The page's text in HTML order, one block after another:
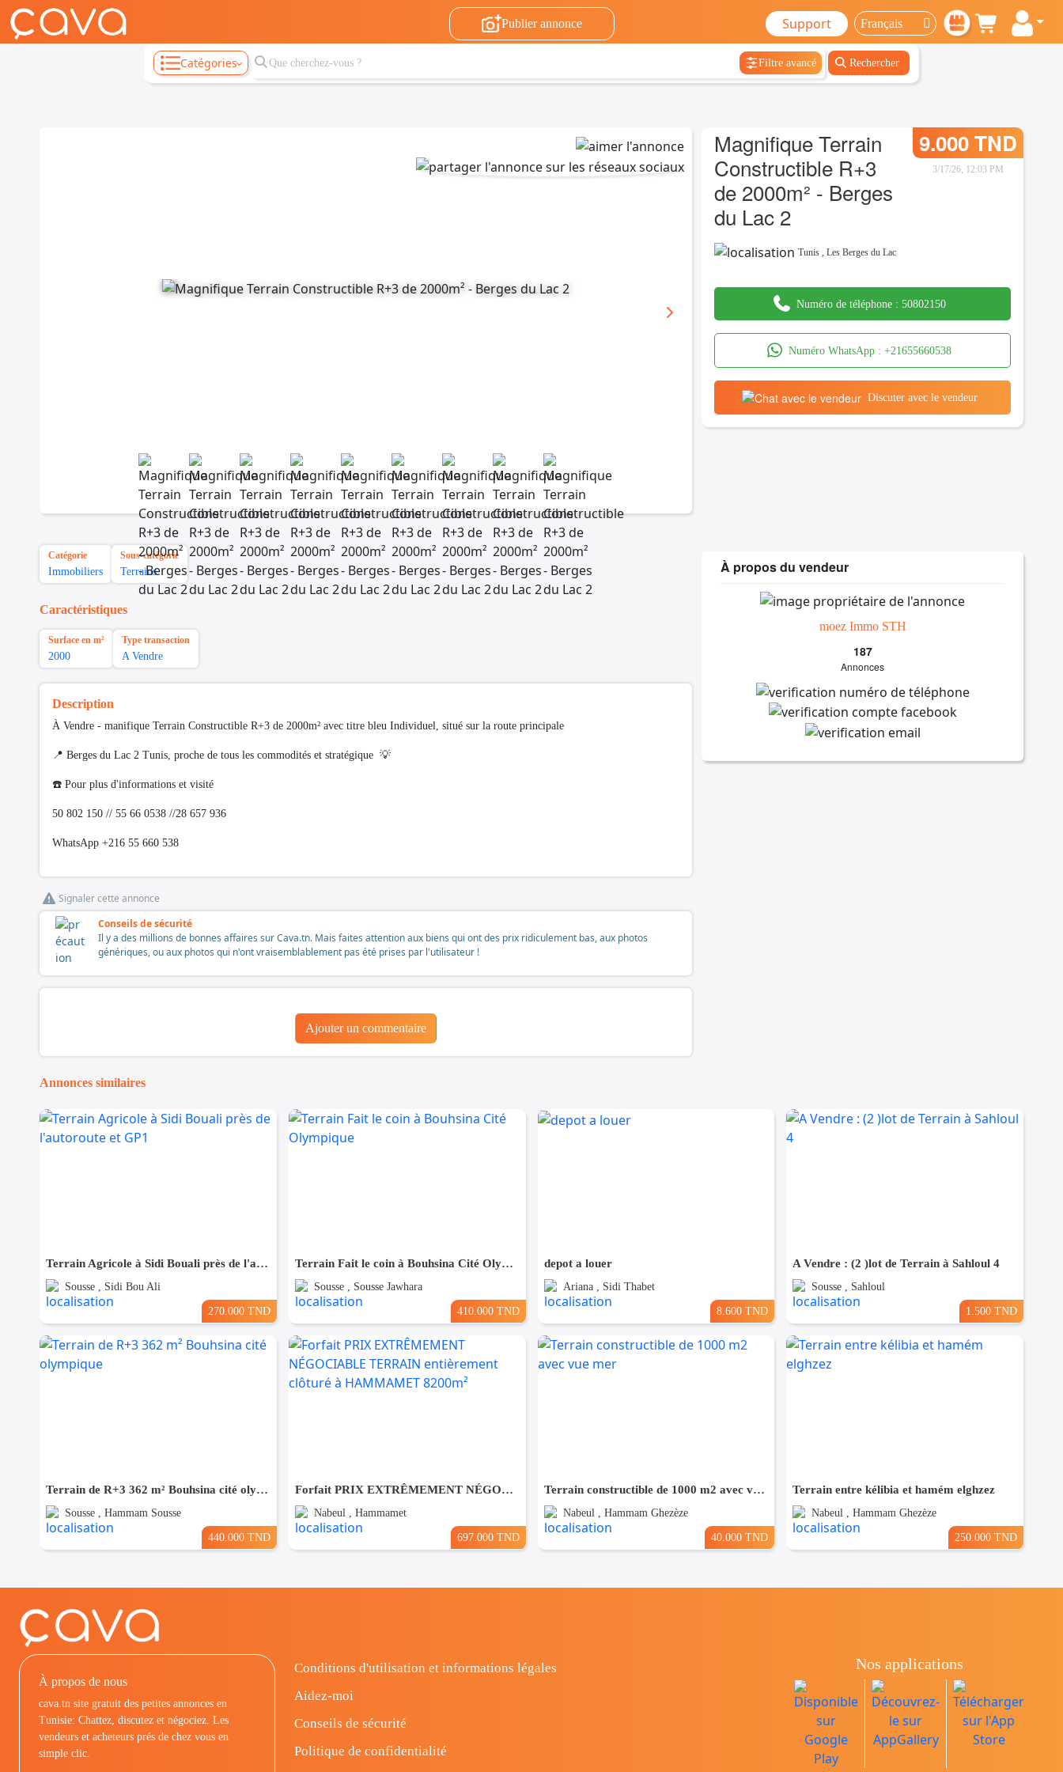
Publier annonce Support
Catégories Filtre avancé Rechercher
Magnifique Terrain
Constructible R+3
de 2000m² - Berges
du Lac 2
9.000 TND
3/17/26, 12:03 PM
Tunis ,Les Berges du Lac
Numéro de téléphone : 50802150
Numéro WhatsApp : +21655660538
Discuter avec le vendeur
Catégorie
Immobiliers
Sous-catégorie
Terrains
Caractéristiques
Surface en m²
2000
Type transaction
A Vendre
Description
À Vendre - manifique Terrain Constructible R+3 de 2000m² avec titre bleu Individuel, situé sur la route principale
📍 Berges du Lac 2 Tunis, proche de tous les commodités et stratégique 💡
☎️ Pour plus d'informations et visité
50 802 150 // 55 66 0538 //28 657 936
WhatsApp +216 55 660 538
Signaler cette annonce
Conseils de sécurité
Il y a des millions de bonnes affaires sur Cava.tn. Mais faites attention aux biens qui ont des prix ridiculement bas, aux photos
génériques, ou aux photos qui n'ont vraisemblablement pas été prises par l'utilisateur !
Ajouter un commentaire
À propos du vendeur
moez Immo STH
187
Annonces
Annonces similaires
Terrain Agricole à Sidi Bouali près de l'autoroute et GP1
Sousse , Sidi Bou Ali
270.000 TND
Terrain Fait le coin à Bouhsina Cité Olympique
Sousse , Sousse Jawhara
410.000 TND
depot a louer
Ariana , Sidi Thabet
8.600 TND
A Vendre : (2 )lot de Terrain à Sahloul 4
Sousse , Sahloul
1.500 TND
Terrain de R+3 362 m² Bouhsina cité olympique
Sousse , Hammam Sousse
440.000 TND
Forfait PRIX EXTRÊMEMENT NÉGOCIABLE TERRAIN entièrement clôturé à HAMMAMET 8200m²
Nabeul , Hammamet
697.000 TND
Terrain constructible de 1000 m2 avec vue mer
Nabeul , Hammam Ghezèze
40.000 TND
Terrain entre kélibia et hamém elghzez
Nabeul , Hammam Ghezèze
250.000 TND
À propos de nous
cava.tn site gratuit des petites annonces en
Tunisie: Chattez, discutez et négociez. Les
vendeurs et acheteurs prés de chez vous en
simple clic.
Conditions d'utilisation et informations légales
Aidez-moi
Conseils de sécurité
Politique de confidentialité
Nos applications